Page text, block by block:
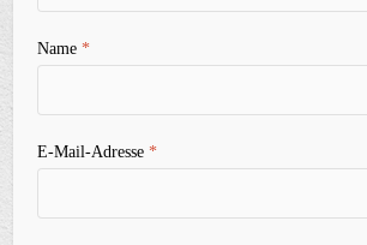
Name*
E-Mail-Adresse*